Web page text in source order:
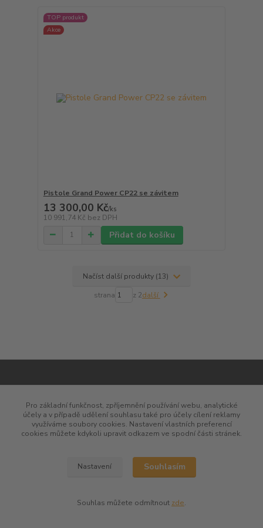
TOP produkt
Akce
Pistole Grand Power CP22 se závitem
13 300,00 Kč/ks
10 991,74 Kč bez DPH
Přidat do košíku
Načíst další produkty (13)
strana z 2další
Obchodní podmínky
Reklamační řád a dokumenty
RŘ pro podnikatele a právnické osoby
Pro základní funkčnost, zpříjemnění používání webu, analytické
účely a v případě udělení souhlasu také pro účely cílení reklamy
využíváme soubory cookies. Nastavení vlastních preferencí
cookies můžete kdykoli upravit odkazem ve spodní části stránek.
Nastavení Souhlasím
Souhlas můžete odmítnout zde.